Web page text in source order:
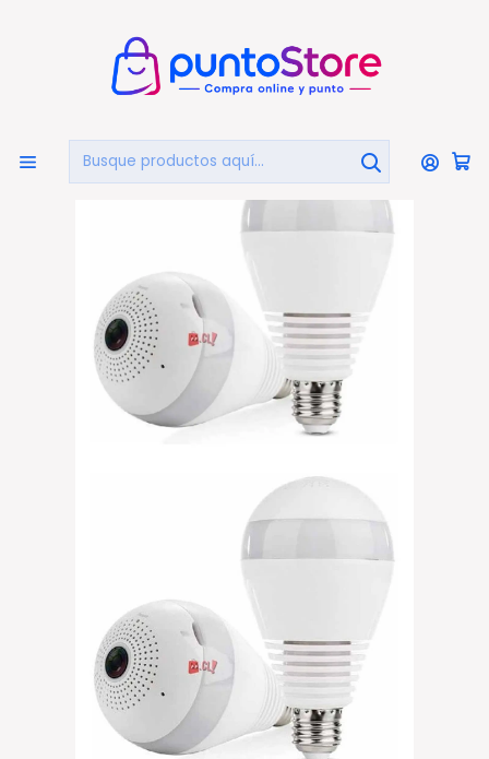
Inicio HOGAR Y DECORACIÓN Seguridad
Cámaras Seguridad
Cámara Seguridad Wifi Full Hd Y Ampolleta - Ps